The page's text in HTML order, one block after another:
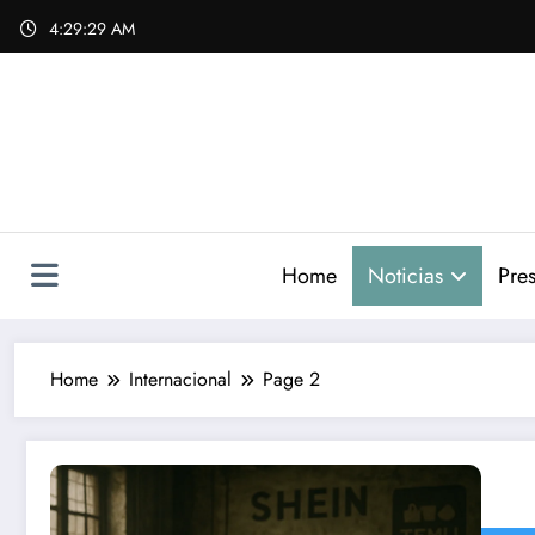
Skip
4:29:30 AM
Home Noticias
Home Internacional Page 2